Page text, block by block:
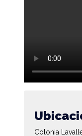
Colonia